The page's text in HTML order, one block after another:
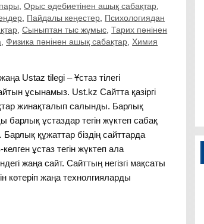
,Орыс әдебиетінен ашық сабақтар,
, Пайдалы кеңестер, Психологиядан
,Сыныптан тыс жұмыс,Тарих пәнінен
,Физика пәнінен ашық сабақтар,Химия
Ustaz tilegi – Ұстаз тілегі
ұсынамыз. Ust.kz Сайтта қазіргі
жинақталып салынды. Барлық
барлық ұстаздар тегін жүктеп сабақ
құжаттар біздің сайттарда
ұстаз тегін жүктеп ала
жаңа сайт. Сайттың негізгі мақсаты
көтеріп жаңа технолгияларды